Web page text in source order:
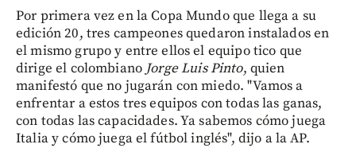
Por primera vez en la Copa Mundo que llega a su
edición 20, tres campeones quedaron instalados en
el mismo grupo y entre ellos el equipo tico que
dirige el colombiano Jorge Luis Pinto, quien
manifestó que no jugarán con miedo. "Vamos a
enfrentar a estos tres equipos con todas las ganas,
con todas las capacidades. Ya sabemos cómo juega
Italia y cómo juega el fútbol inglés", dijo a la AP.